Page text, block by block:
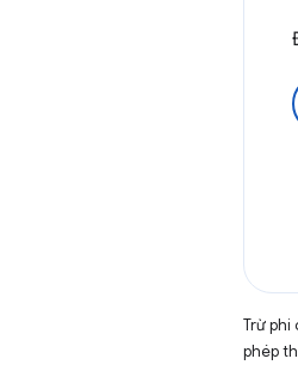
Trừ phi
phép